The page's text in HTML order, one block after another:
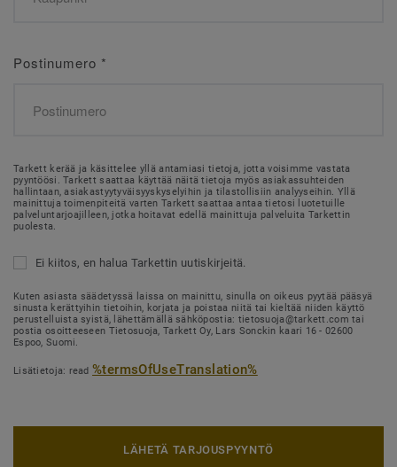
Postinumero *
Tarkett kerää ja käsittelee yllä antamiasi tietoja, jotta voisimme vastata
pyyntöösi. Tarkett saattaa käyttää näitä tietoja myös asiakassuhteiden
hallintaan, asiakastyytyväisyyskyselyihin ja tilastollisiin analyyseihin. Yllä
mainittuja toimenpiteitä varten Tarkett saattaa antaa tietosi luotetuille
palveluntarjoajilleen, jotka hoitavat edellä mainittuja palveluita Tarkettin
puolesta.
Ei kiitos, en halua Tarkettin uutiskirjeitä.
Kuten asiasta säädetyssä laissa on mainittu, sinulla on oikeus pyytää pääsyä
sinusta kerättyihin tietoihin, korjata ja poistaa niitä tai kieltää niiden käyttö
perustelluista syistä, lähettämällä sähköpostia: tietosuoja@tarkett.com tai
postia osoitteeseen Tietosuoja, Tarkett Oy, Lars Sonckin kaari 16 - 02600
Espoo, Suomi.
Lisätietoja: read%termsOfUseTranslation%
LÄHETÄ TARJOUSPYYNTÖ